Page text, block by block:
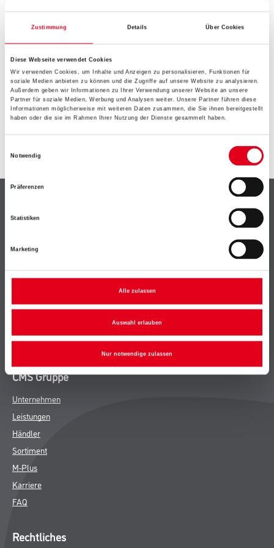
Zustimmung Details Über Cookies
Diese Webseite verwendet Cookies
Wir verwenden Cookies, um Inhalte und Anzeigen zu personalisieren, Funktionen für
soziale Medien anbieten zu können und die Zugriffe auf unsere Website zu analysieren.
Außerdem geben wir Informationen zu Ihrer Verwendung unserer Website an unsere
Partner für soziale Medien, Werbung und Analysen weiter. Unsere Partner führen diese
Informationen möglicherweise mit weiteren Daten zusammen, die Sie ihnen bereitgestellt
haben oder die sie im Rahmen Ihrer Nutzung der Dienste gesammelt haben.
Notwendig
Präferenzen
Statistiken
Marketing
Alle zulassen
Auswahl erlauben
Nur notwendige zulassen
EIN KLEINER ZWISCHENFALL
IST AUFGETRETEN
Keine Sorge, wir pinseln schon an der Lösung und
werden das Problem so schnell wie möglich beheben.
Erkunden Sie in der Zwischenzeit unseren Online-Shop
und lassen Sie sich inspirieren.
Farbe
Trockenbau
Putze- und Spachtelmassen
Wand- & Deckenbeläge
Verbrauchsmaterialien
CMS Gruppe
Unternehmen
Leistungen
Händler
Sortiment
M-Plus
Karriere
FAQ
Rechtliches